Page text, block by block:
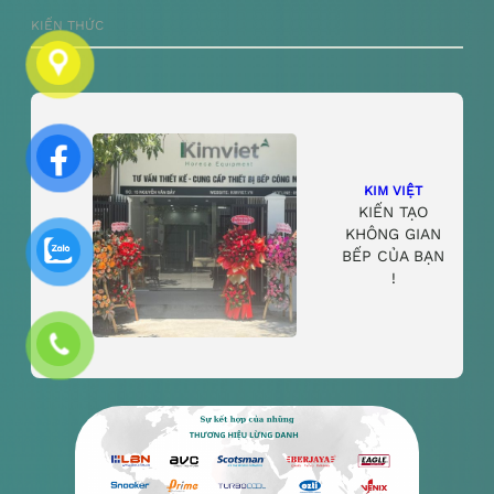
KIẾN THỨC
KIM VIỆT
KIẾN TẠO
KHÔNG GIAN
BẾP CỦA BẠN
!